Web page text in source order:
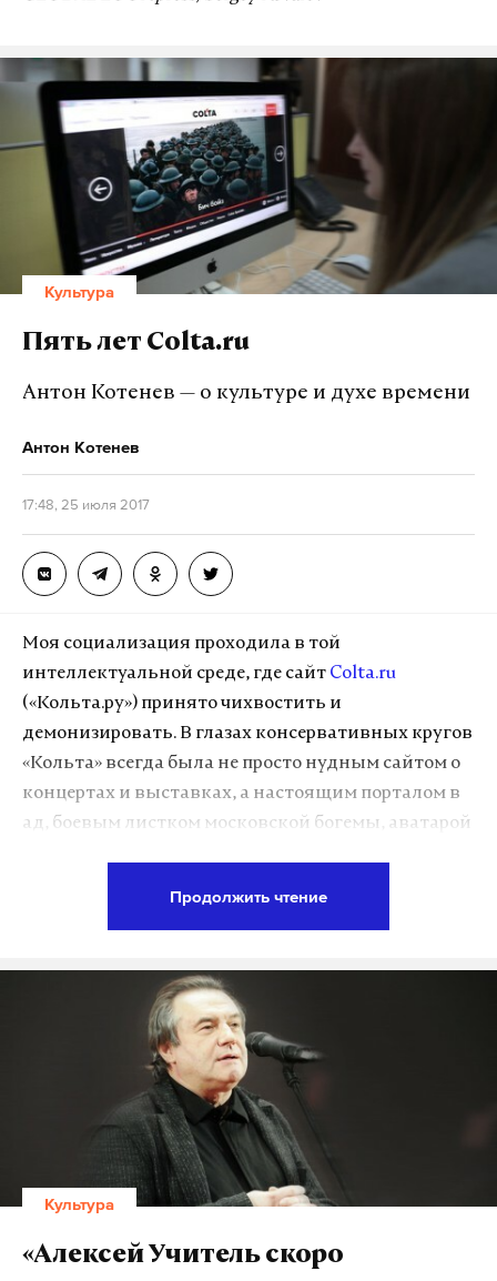
Культура
Пять лет Colta.ru
Антон Котенев — о культуре и духе времени
Антон Котенев
17:48, 25 июля 2017
Моя социализация проходила в той
интеллектуальной среде, где сайт Colta.ru
(«Кольта.ру») принято чихвостить и
демонизировать. В глазах консервативных кругов
«Кольта» всегда была не просто нудным сайтом о
концертах и выставках, а настоящим порталом в
ад, боевым листком московской богемы, аватарой
Морева о том, что либералы-западники от века
держали под шконкой консерваторов и даже
Пушкину с Бродским удалось в свое время дать по
рукам, чтобы они это быстренько бросили, чтобы
даже не трепыхались, петушки. Представления об
этом сайте в целом воспроизводят
ресентиментальный фантазм «московской
интеллигенции» как круга необычайно властных,
надменных, жестоких и роскошно пристроенных
людей, определяющих, что нам всем тут видеть,
слышать, думать и чувствовать.
Продолжить чтение
Культура
«Алексей Учитель скоро